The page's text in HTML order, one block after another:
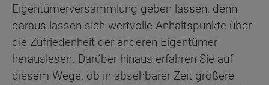
Eigentümerversammlung geben lassen, denn
daraus lassen sich wertvolle Anhaltspunkte über
die Zufriedenheit der anderen Eigentümer
herauslesen. Darüber hinaus erfahren Sie auf
diesem Wege, ob in absehbarer Zeit größere